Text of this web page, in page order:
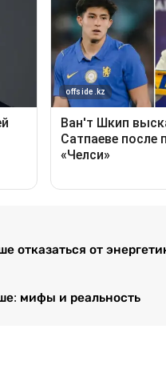
отказаться от
мифы и реальность